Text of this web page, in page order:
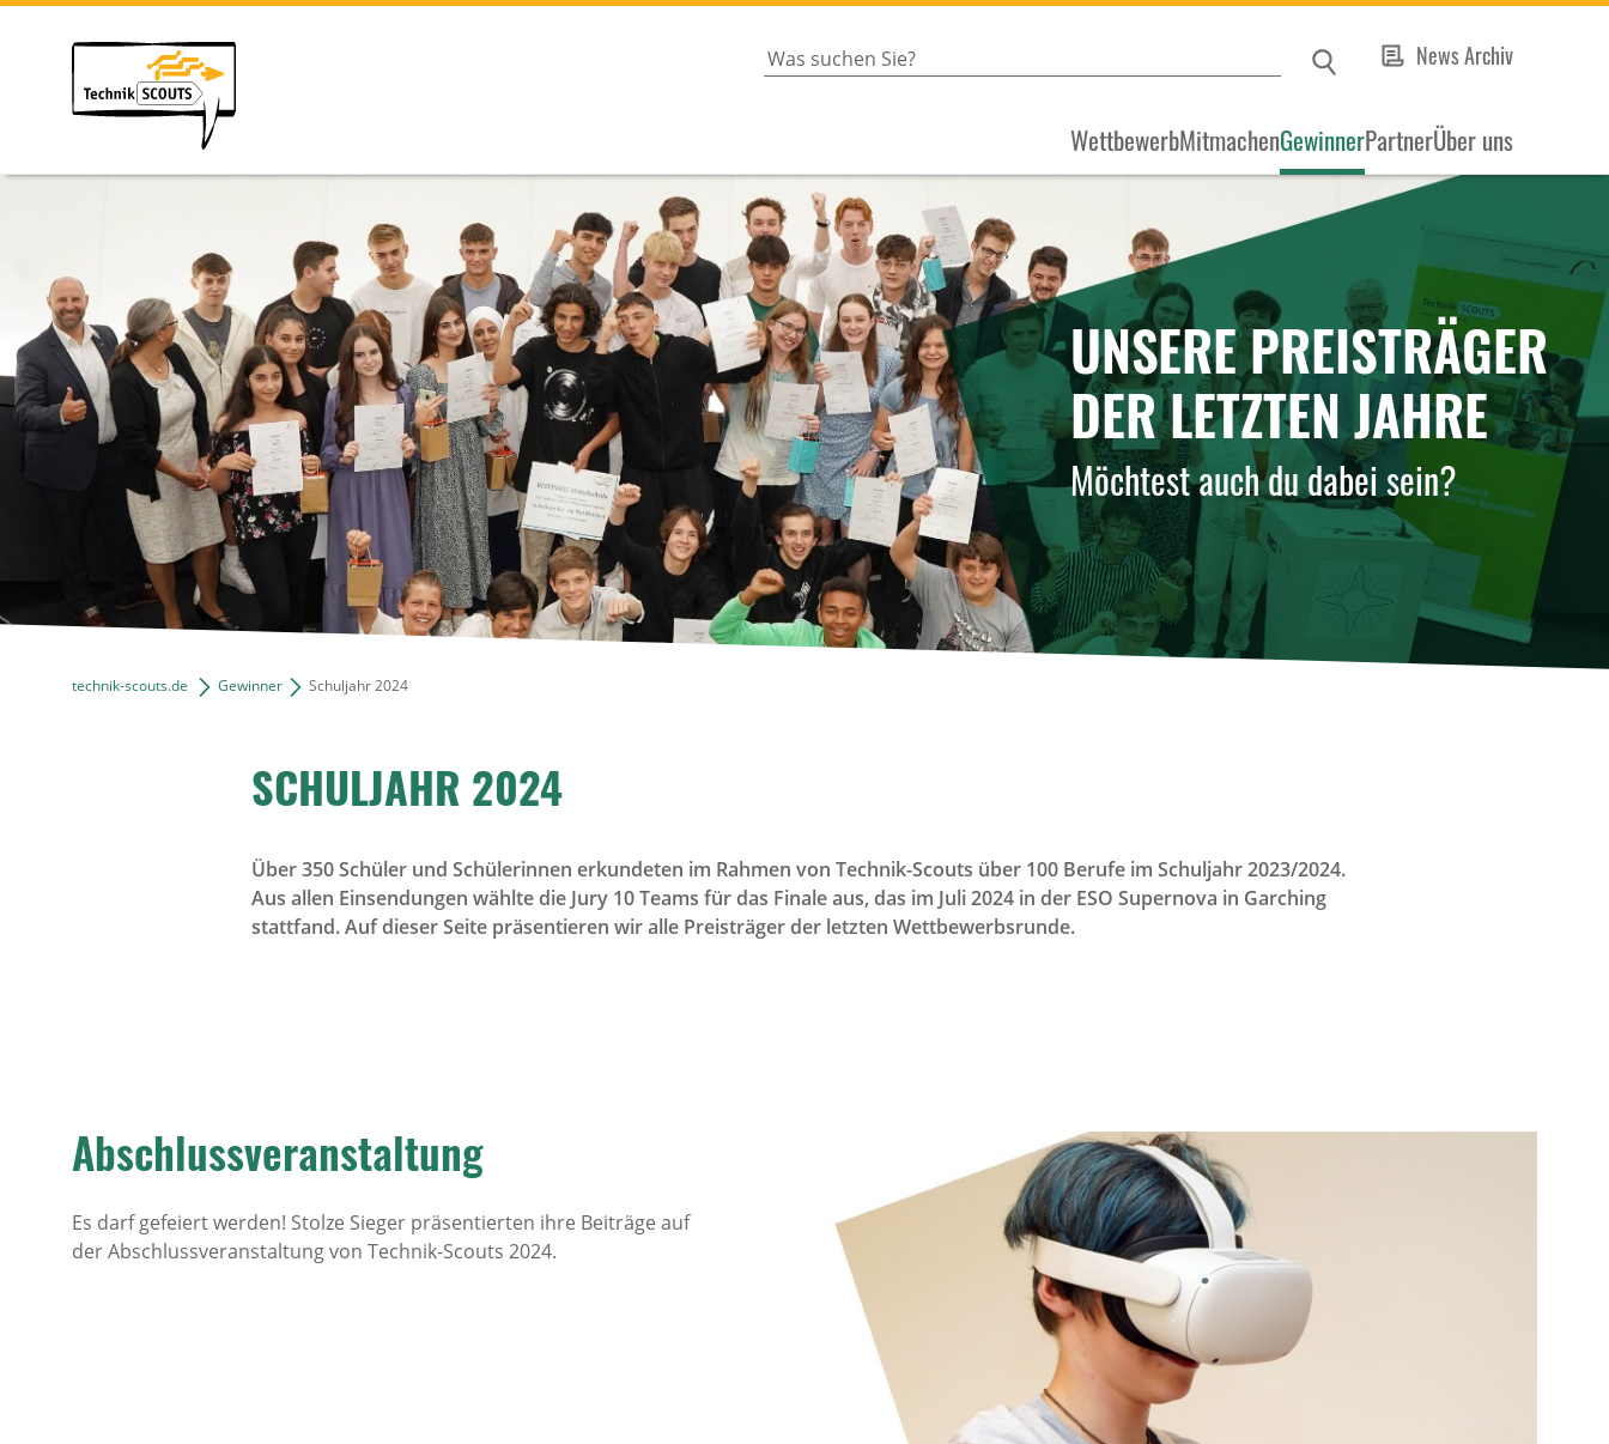
News Archiv
WettbewerbMitmachenGewinnerPartnerÜber uns
UNSERE PREISTRÄGER
DER LETZTEN JAHRE
Möchtest auch du dabei sein?
technik-scouts.de Gewinner Schuljahr 2024
SCHULJAHR 2024
Über 350 Schüler und Schülerinnen erkundeten im Rahmen von Technik-Scouts über 100 Berufe im Schuljahr 2023/2024.
Aus allen Einsendungen wählte die Jury 10 Teams für das Finale aus, das im Juli 2024 in der ESO Supernova in Garching
stattfand. Auf dieser Seite präsentieren wir alle Preisträger der letzten Wettbewerbsrunde.
Abschlussveranstaltung
Es darf gefeiert werden! Stolze Sieger präsentierten ihre Beiträge auf
der Abschlussveranstaltung von Technik-Scouts 2024.